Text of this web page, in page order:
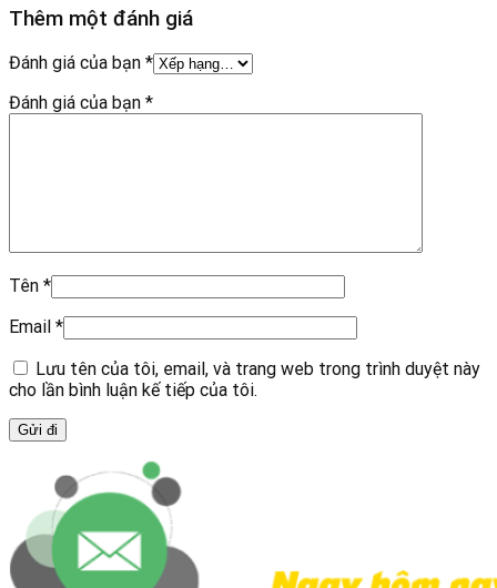
Thêm một đánh giá
Đánh giá của bạn *
Đánh giá của bạn *
Tên *
Email *
Lưu tên của tôi, email, và trang web trong trình duyệt này
cho lần bình luận kế tiếp của tôi.